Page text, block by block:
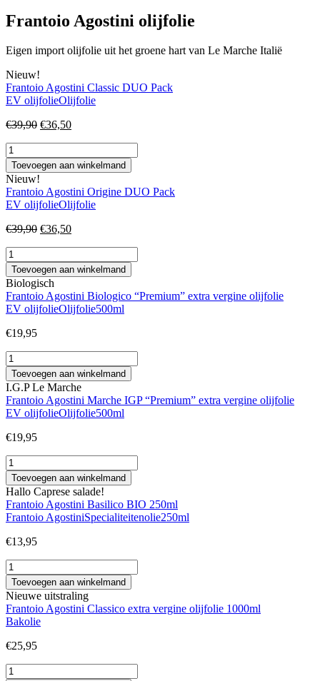
Frantoio Agostini olijfolie
Eigen import olijfolie uit het groene hart van Le Marche Italië
Nieuw!
Frantoio Agostini Classic DUO Pack
EV olijfolieOlijfolie
€39,90 Oorspronkelijke
€39,90.
€36,50Huidige
€36,50.
Frantoio
Agostini
Classic
DUO
Pack
aantal
Toevoegen aan winkelmand
Nieuw!
Frantoio Agostini Origine DUO Pack
EV olijfolieOlijfolie
€39,90 Oorspronkelijke
€39,90.
€36,50Huidige
€36,50.
Frantoio
Agostini
Origine
DUO
Pack
aantal
Toevoegen aan winkelmand
Biologisch
Frantoio Agostini Biologico “Premium” extra vergine olijfolie
EV olijfolieOlijfolie500ml
€19,95
Frantoio
Agostini
Biologico
"Premium"
extra
vergine
olijfolie
Toevoegen aan winkelmand
I.G.P Le Marche
Frantoio Agostini Marche IGP “Premium” extra vergine olijfolie
EV olijfolieOlijfolie500ml
€19,95
Frantoio
Agostini
Marche
IGP
"Premium"
extra
vergine
aantal
Toevoegen aan winkelmand
Hallo Caprese salade!
Frantoio Agostini Basilico BIO 250ml
Frantoio AgostiniSpecialiteitenolie250ml
€13,95
Frantoio
Agostini
Basilico
BIO
250ml
aantal
Toevoegen aan winkelmand
Nieuwe uitstraling
Frantoio Agostini Classico extra vergine olijfolie 1000ml
Bakolie
€25,95
Frantoio